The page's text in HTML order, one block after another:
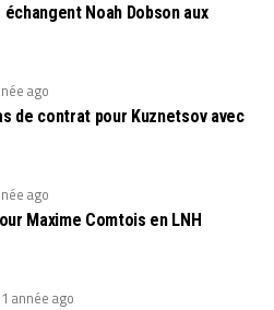
Noah Dobson aux
ago
de contrat pour Kuznetsov avec
ago
Maxime Comtois en LNH
1 année ago